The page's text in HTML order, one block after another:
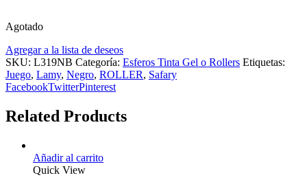
Agotado
Agregar a la lista de deseos
SKU: L319NB Categoría: Esferos Tinta Gel o Rollers Etiquetas:
Juego, Lamy, Negro, ROLLER, Safary
FacebookTwitterPinterest
Related Products
Añadir al carrito
Quick View